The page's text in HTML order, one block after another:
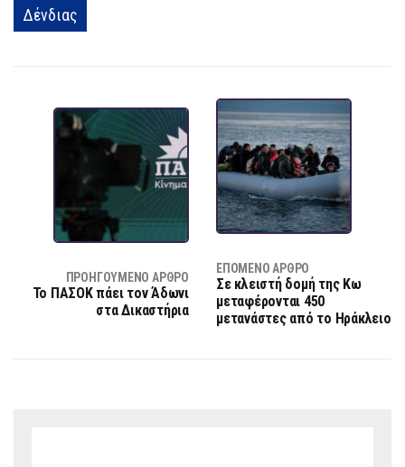
Δένδιας
ΠΡΟΗΓΟΎΜΕΝΟ ΆΡΘΡΟ
Το ΠΑΣΟΚ πάει τον Άδωνι
στα Δικαστήρια
ΕΠΌΜΕΝΟ ΆΡΘΡΟ
Σε κλειστή δομή της Κω
μεταφέρονται 450
μετανάστες από το Ηράκλειο